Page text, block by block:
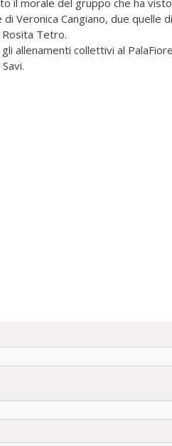
Veronica Cangiano, due quelle
Rosita Tetro.
allenamenti collettivi al